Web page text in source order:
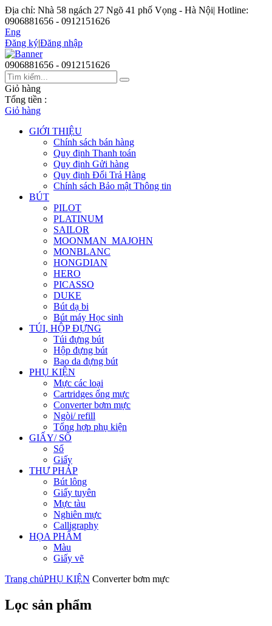
Địa chỉ: Nhà 58 ngách 27 Ngõ 41 phố Vọng - Hà Nội| Hotline:
0906881656 - 0912151626
Eng
Đăng ký|Đăng nhập
0906881656 - 0912151626
Giỏ hàng
Tổng tiền :
Giỏ hàng
GIỚI THIỆU
Chính sách bán hàng
Quy định Thanh toán
Quy định Gửi hàng
Quy định Đổi Trả Hàng
Chính sách Bảo mật Thông tin
BÚT
PILOT
PLATINUM
SAILOR
MOONMAN_MAJOHN
MONBLANC
HONGDIAN
HERO
PICASSO
DUKE
Bút dạ bi
Bút máy Học sinh
TÚI, HỘP ĐỰNG
Túi đựng bút
Hộp đựng bút
Bao da đựng bút
PHỤ KIỆN
Mực các loại
Cartridges ống mực
Converter bơm mực
Ngòi/ refill
Tổng hợp phụ kiện
GIẤY/ SỔ
Sổ
Giấy
THƯ PHÁP
Bút lông
Giấy tuyên
Mực tàu
Nghiên mực
Calligraphy
HỌA PHẨM
Màu
Giấy vẽ
Trang chủPHỤ KIỆN Converter bơm mực
Lọc sản phẩm